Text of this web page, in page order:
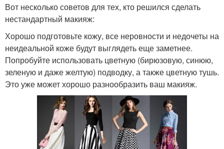
Вот несколько советов для тех, кто решился сделать
нестандартный макияж:
Хорошо подготовьте кожу, все неровности и недочеты на
неидеальной коже будут выглядеть еще заметнее.
Попробуйте использовать цветную (бирюзовую, синюю,
зеленую и даже желтую) подводку, а также цветную тушь.
Это уже может хорошо разнообразить ваш макияж.